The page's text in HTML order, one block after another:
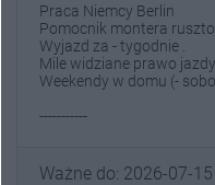
Praca Niemcy Berlin
Pomocnik montera
Wyjazd za - tygodnie .
Mile widziane prawo jazdy
Weekendy w domu (-
-----------
Ważne do: 2026-07-15